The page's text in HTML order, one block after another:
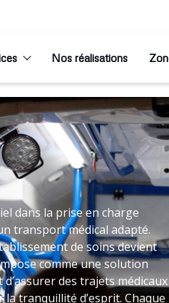
Nos réalisations
dans la prise en charge
transport médical adapté.
de soins devient
comme une solution
des trajets médicaux
tranquillité d’esprit. Chaque